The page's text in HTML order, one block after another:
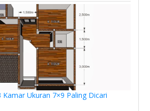
Ukuran 7×9 Paling Dicari